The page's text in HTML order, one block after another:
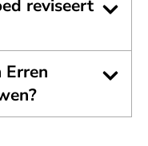
reviseert
Erren